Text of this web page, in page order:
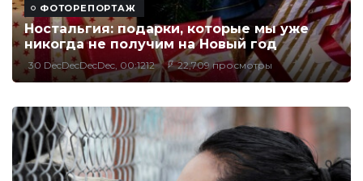
ФОТОРЕПОРТАЖ
Ностальгия: подарки, которые мы уже
никогда не получим на Новый год
30 DecDecDecDec, 00:1212 22,709 просмотры